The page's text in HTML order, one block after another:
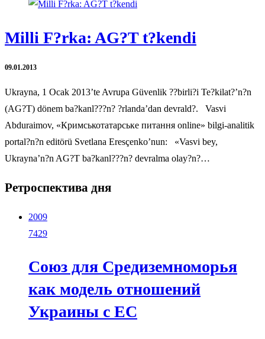
Milli F?rka: AG?T t?kendi
09.01.2013
Ukrayna, 1 Ocak 2013’te Avrupa Güvenlik ??birli?i Te?kilat?’n?n
(AG?T) dönem ba?kanl???n? ?rlanda’dan devrald?. Vasvi
Abduraimov, «Кримськотатарське питання online» bilgi-analitik
portal?n?n editörü Svetlana Eresçenko’nun: «Vasvi bey,
Ukrayna’n?n AG?T ba?kanl???n? devralma olay?n?…
Ретроспектива дня
2009
7429
Союз для Средиземноморья
как модель отношений
Украины с ЕС